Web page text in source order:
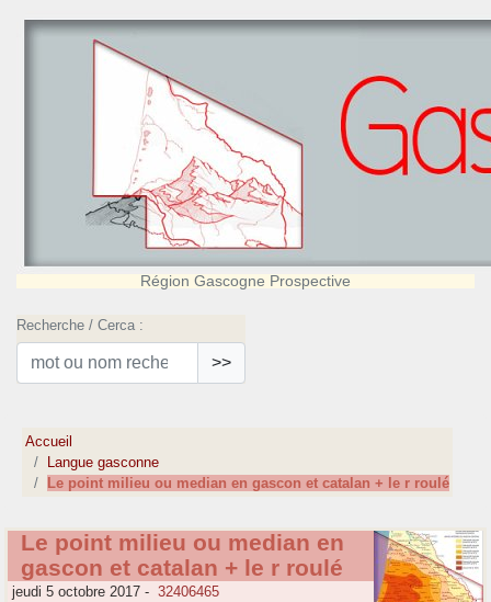
Région Gascogne Prospective
Recherche / Cerca :
>>
Accueil
Langue gasconne
Le point milieu ou median en gascon et catalan + le r roulé
Le point milieu ou median en
gascon et catalan + le r roulé
jeudi 5 octobre 2017 - 32406465